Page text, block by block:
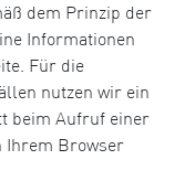
dem Prinzip der
Informationen
Für die
nutzen wir ein
beim Aufruf einer
Ihrem Browser